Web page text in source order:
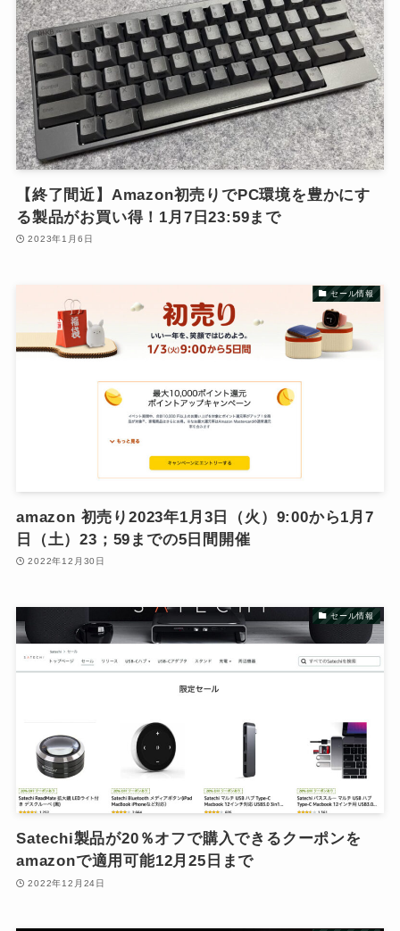
【終了間近】Amazon初売りでPC環境を豊かにす
る製品がお買い得！1月7日23:59まで
2023年1月6日
セール情報
amazon 初売り2023年1月3日（火）9:00から1月7
日（土）23；59までの5日間開催
2022年12月30日
セール情報
Satechi製品が20％オフで購入できるクーポンを
amazonで適用可能12月25日まで
2022年12月24日